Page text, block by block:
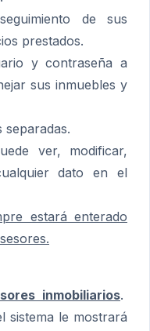
de sus
prestados.
y contraseña a
sus inmuebles y
separadas.
ver, modificar,
dato en el
estará enterado
inmobiliarios.
sistema le mostrará